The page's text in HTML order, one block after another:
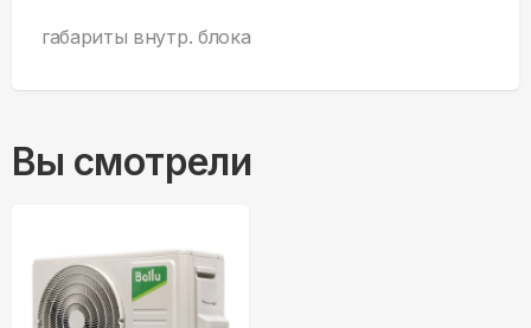
габариты внутр. блока
Вы смотрели